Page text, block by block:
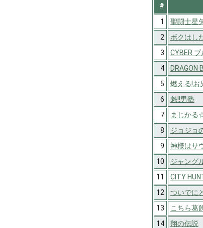
#
1
聖闘士星
2
ボクはし
3
CYBER ブ
4
DRAGON
5
燃える!お
6
魁!!男塾
7
まじかる
8
ジョジョ
9
神様はサ
10
ジャング
11
CITY
12
ついでに
13
こちら葛
14
翔の伝説